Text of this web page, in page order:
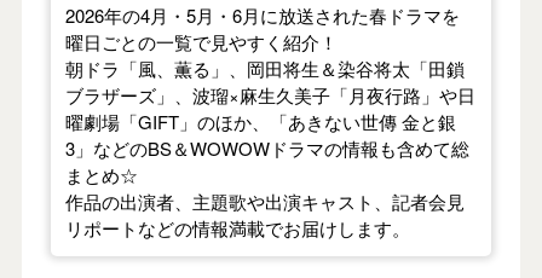
2026年の4月・5月・6月に放送された春ドラマを
曜日ごとの一覧で見やすく紹介！
朝ドラ「風、薫る」、岡田将生＆染谷将太「田鎖
ブラザーズ」、波瑠×麻生久美子「月夜行路」や日
曜劇場「GIFT」のほか、「あきない世傳 金と銀
3」などのBS＆WOWOWドラマの情報も含めて総
まとめ☆
作品の出演者、主題歌や出演キャスト、記者会見
リポートなどの情報満載でお届けします。